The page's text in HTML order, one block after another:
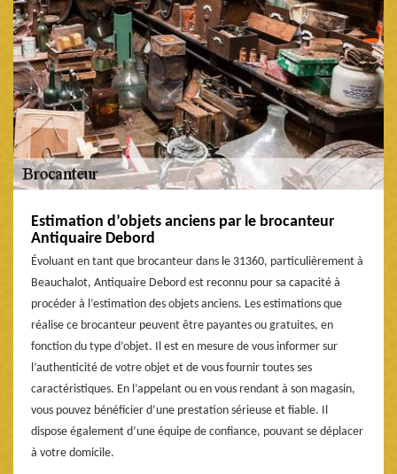
Estimation d’objets anciens par le brocanteur
Antiquaire Debord
Évoluant en tant que brocanteur dans le 31360, particulièrement à
Beauchalot, Antiquaire Debord est reconnu pour sa capacité à
procéder à l’estimation des objets anciens. Les estimations que
réalise ce brocanteur peuvent être payantes ou gratuites, en
fonction du type d’objet. Il est en mesure de vous informer sur
l’authenticité de votre objet et de vous fournir toutes ses
caractéristiques. En l’appelant ou en vous rendant à son magasin,
vous pouvez bénéficier d’une prestation sérieuse et fiable. Il
dispose également d’une équipe de confiance, pouvant se déplacer
à votre domicile.